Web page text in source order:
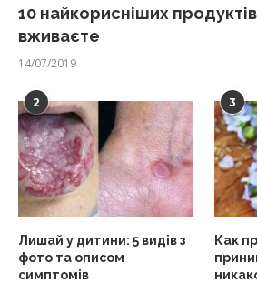
10 найкорисніших продуктів
вживаєте
14/07/2019
2
Лишай у дитини: 5 видів з
фото та описом
симптомів
3
Как